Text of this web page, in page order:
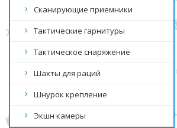
Сканирующие приемники
Тактические гарнитуры
Тактическое снаряжение
Шахты для раций
Шнурок крепление
Экшн камеры